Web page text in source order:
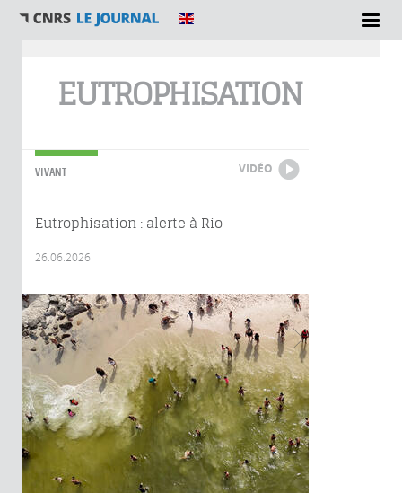
EUTROPHISATION
VIVANT VIDÉO
Eutrophisation : alerte à Rio
26.06.2026